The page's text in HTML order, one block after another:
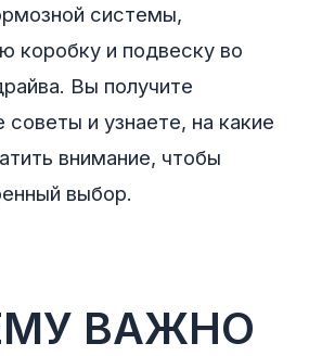
системы,
коробку и подвеску во
Вы получите
советы и узнаете, на какие
внимание, чтобы
выбор.
ВАЖНО